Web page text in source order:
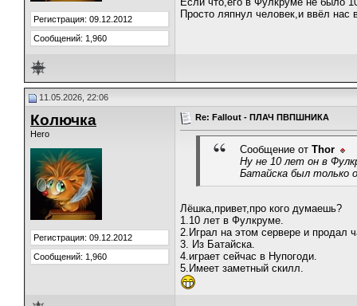
Регистрация: 09.12.2012
Сообщений: 1,960
Просто ляпнул человек,и ввёл нас
11.05.2026, 22:06
Колючка
Hero
Регистрация: 09.12.2012
Сообщений: 1,960
Re: Fallout - ПЛАЧ ПВПШНИКА
Сообщение от Thor
Ну не 10 лет он в
Батайска был только
Лёшка,привет,про кого думаешь?
1.10 лет в Фулкруме.
2.Играл на этом сервере и продал
3. Из Батайска.
4.играет сейчас в Нупогоди.
5.Имеет заметный скилл.